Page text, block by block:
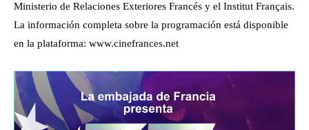
Ministerio de Relaciones Exteriores Francés y el Institut Français.
La información completa sobre la programación está disponible
en la plataforma: www.cinefrances.net